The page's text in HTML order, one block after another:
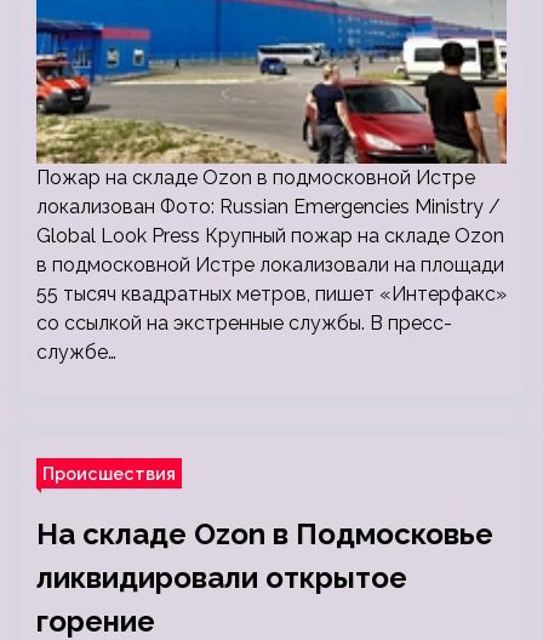
Пожар на складе Ozon в подмосковной Истре
локализован Фото: Russian Emergencies Ministry /
Global Look Press Крупный пожар на складе Ozon
в подмосковной Истре локализовали на площади
55 тысяч квадратных метров, пишет «Интерфакс»
со ссылкой на экстренные службы. В пресс-
службе…
Происшествия
На складе Ozon в Подмосковье
ликвидировали открытое
горение